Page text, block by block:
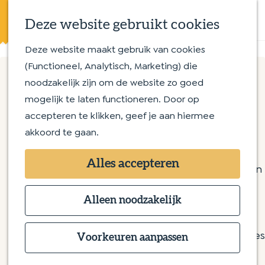
Deze website gebruikt cookies
Deze website maakt gebruik van cookies
(Functioneel, Analytisch, Marketing) die
noodzakelijk zijn om de website zo goed
mogelijk te laten functioneren. Door op
accepteren te klikken, geef je aan hiermee
akkoord te gaan.
Alles accepteren
Alleen noodzakelijk
Voorkeuren aanpassen
K
a
a
r
t
Z
o
e
k
e
n
M
e
n
u
Op en aan het water
Met kinderen
Routes
Wandelroutes
Fietsroutes
Overnachten
Bijzonder overnachten
Bed & Breakfast
Hotel
Camping
Groepsaccommodaties
Kunstenaarsatelier Juul
Rameau
Kunstenaarsatelier Juul Rameau
Runweg 28a
5258 BN Berlicum
a
a